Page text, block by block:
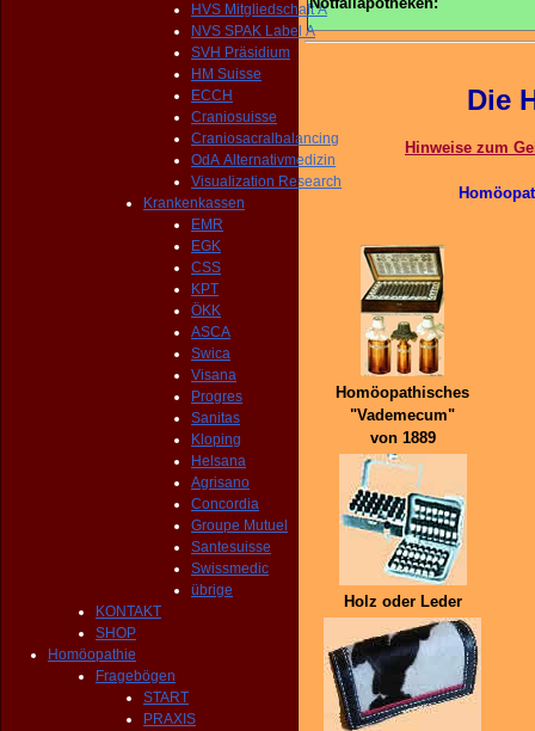
HVS Mitgliedschaft A
NVS SPAK Label A
SVH Präsidium
HM Suisse
ECCH
Craniosuisse
Craniosacralbalancing
OdA Alternativmedizin
Visualization Research
Krankenkassen
EMR
EGK
CSS
KPT
ÖKK
ASCA
Swica
Visana
Progres
Sanitas
Kloping
Helsana
Agrisano
Concordia
Groupe Mutuel
Santesuisse
Swissmedic
übrige
KONTAKT
SHOP
Homöopathie
Fragebögen
START
PRAXIS
Die
Hinweise zum
Homöopathisches
"Vademecum"
von 1889
Holz oder Leder